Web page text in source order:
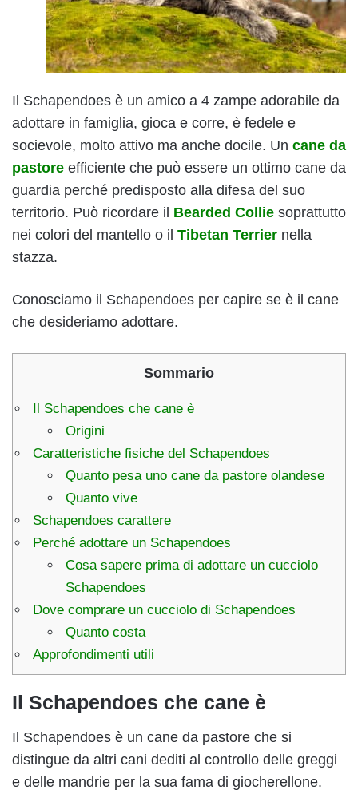
Il Schapendoes è un amico a 4 zampe adorabile da
adottare in famiglia, gioca e corre, è fedele e
socievole, molto attivo ma anche docile. Un cane da
pastore efficiente che può essere un ottimo cane da
guardia perché predisposto alla difesa del suo
territorio. Può ricordare il Bearded Collie soprattutto
nei colori del mantello o il Tibetan Terrier nella
stazza.
Conosciamo il Schapendoes per capire se è il cane
che desideriamo adottare.
Sommario
Il Schapendoes che cane è
Origini
Caratteristiche fisiche del Schapendoes
Quanto pesa uno cane da pastore olandese
Quanto vive
Schapendoes carattere
Perché adottare un Schapendoes
Cosa sapere prima di adottare un cucciolo
Schapendoes
Dove comprare un cucciolo di Schapendoes
Quanto costa
Approfondimenti utili
Il Schapendoes che cane è
Il Schapendoes è un cane da pastore che si
distingue da altri cani dediti al controllo delle greggi
e delle mandrie per la sua fama di giocherellone.